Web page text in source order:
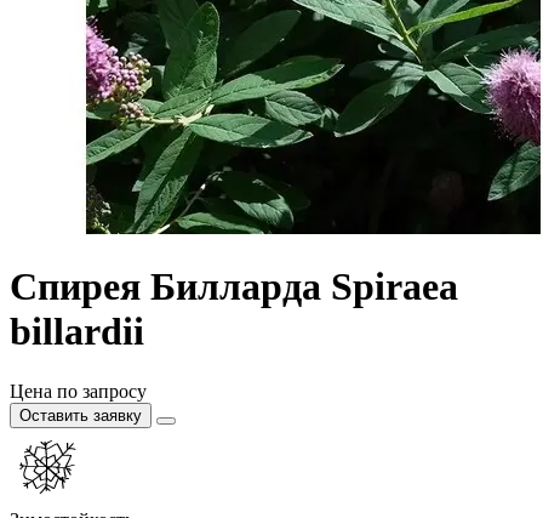
Спирея Билларда Spiraea
billardii
Цена по запросу
Оставить заявку